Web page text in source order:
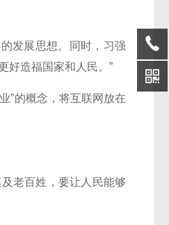
发展思想。同时，习强
好造福国家和人民。”
”的概念，将互联网放在
老百姓，要让人民能够